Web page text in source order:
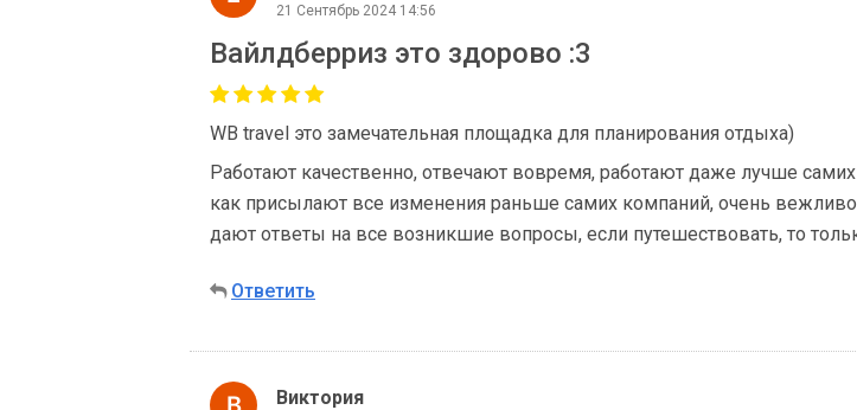
21 Сентябрь 2024 14:56
Вайлдберриз это здорово :3
WB travel это замечательная площадка для планирования отдыха)
Работают качественно, отвечают вовремя, работают даже лучше
как присылают все изменения раньше самих компаний, очень вежливо
дают ответы на все возникшие вопросы, если путешествовать, то
Ответить
Виктория